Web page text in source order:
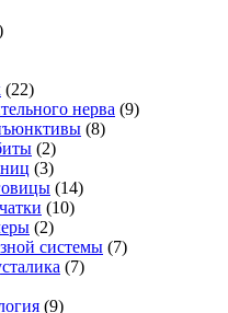
(22)
нерва (9)
(8)
(2)
(3)
(14)
(10)
(2)
системы (7)
(7)
(9)